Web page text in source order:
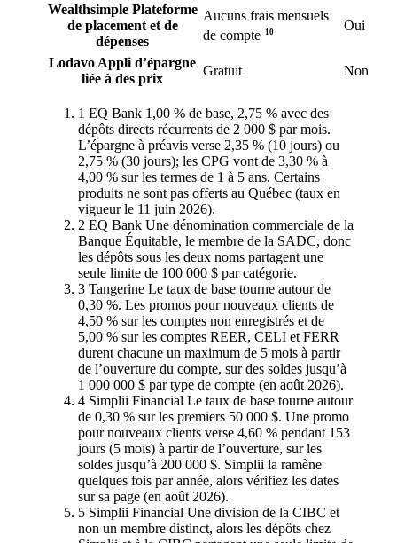
Wealthsimple Plateforme
de placement et de
dépenses
Aucuns frais mensuels
de compte 10 Oui
Lodavo Appli d’épargne
liée à des prix
Gratuit Non
1 EQ Bank 1,00 % de base, 2,75 % avec des
dépôts directs récurrents de 2 000 $ par mois.
L’épargne à préavis verse 2,35 % (10 jours) ou
2,75 % (30 jours); les CPG vont de 3,30 % à
4,00 % sur les termes de 1 à 5 ans. Certains
produits ne sont pas offerts au Québec (taux en
vigueur le 11 juin 2026).
2 EQ Bank Une dénomination commerciale de la
Banque Équitable, le membre de la SADC, donc
les dépôts sous les deux noms partagent une
seule limite de 100 000 $ par catégorie.
3 Tangerine Le taux de base tourne autour de
0,30 %. Les promos pour nouveaux clients de
4,50 % sur les comptes non enregistrés et de
5,00 % sur les comptes REER, CELI et FERR
durent chacune un maximum de 5 mois à partir
de l’ouverture du compte, sur des soldes jusqu’à
1 000 000 $ par type de compte (en août 2026).
4 Simplii Financial Le taux de base tourne autour
de 0,30 % sur les premiers 50 000 $. Une promo
pour nouveaux clients verse 4,60 % pendant 153
jours (5 mois) à partir de l’ouverture, sur les
soldes jusqu’à 200 000 $. Simplii la ramène
quelques fois par année, alors vérifiez les dates
sur sa page (en août 2026).
5 Simplii Financial Une division de la CIBC et
non un membre distinct, alors les dépôts chez